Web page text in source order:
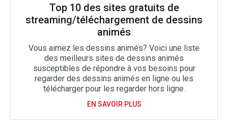
Top 10 des sites gratuits de
streaming/téléchargement de dessins
animés
Vous aimez les dessins animés? Voici une liste
des meilleurs sites de dessins animés
susceptibles de répondre à vos besoins pour
regarder des dessins animés en ligne ou les
télécharger pour les regarder hors ligne.
EN SAVOIR PLUS